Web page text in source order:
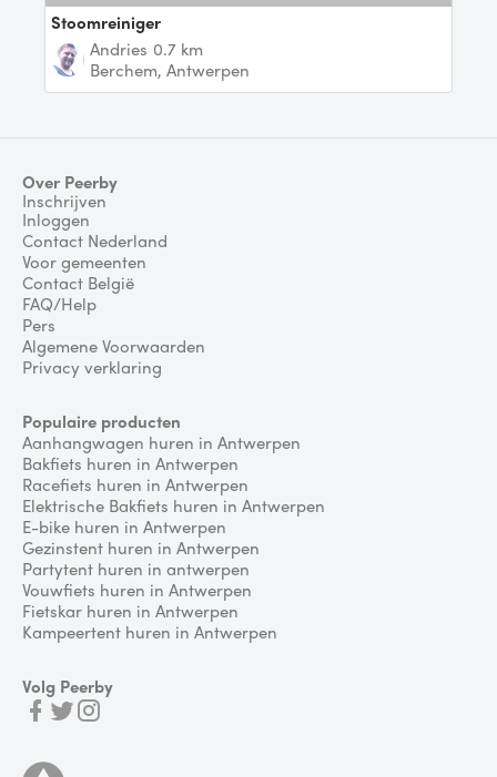
Stoomreiniger
Andries 0.7 km
Berchem, Antwerpen
Over Peerby
Inschrijven
Inloggen
Contact Nederland
Voor gemeenten
Contact België
FAQ/Help
Pers
Algemene Voorwaarden
Privacy verklaring
Populaire producten
Aanhangwagen huren in Antwerpen
Bakfiets huren in Antwerpen
Racefiets huren in Antwerpen
Elektrische Bakfiets huren in Antwerpen
E-bike huren in Antwerpen
Gezinstent huren in Antwerpen
Partytent huren in antwerpen
Vouwfiets huren in Antwerpen
Fietskar huren in Antwerpen
Kampeertent huren in Antwerpen
Volg Peerby